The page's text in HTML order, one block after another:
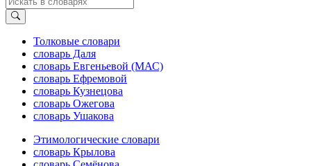
Толковые словари
словарь Даля
словарь Евгеньевой (МАС)
словарь Ефремовой
словарь Кузнецова
словарь Ожегова
словарь Ушакова
Этимологические словари
словарь Крылова